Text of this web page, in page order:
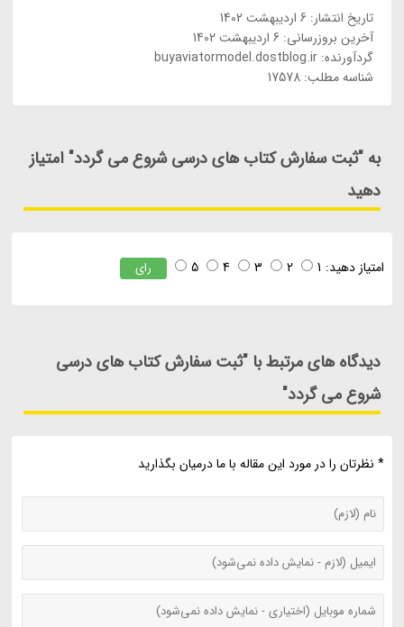
تاریخ انتشار: 6 اردیبهشت 1402
آخرین بروزرسانی: 6 اردیبهشت 1402
گردآورنده:buyaviatormodel.dostblog.ir
شناسه مطلب: 17578
به "ثبت سفارش کتاب های درسی شروع می گردد" امتیاز
دهید
امتیاز دهید: 1
2
3
4
5 رای
دیدگاه های مرتبط با "ثبت سفارش کتاب های درسی
شروع می گردد"
* نظرتان را در مورد این مقاله با ما درمیان بگذارید